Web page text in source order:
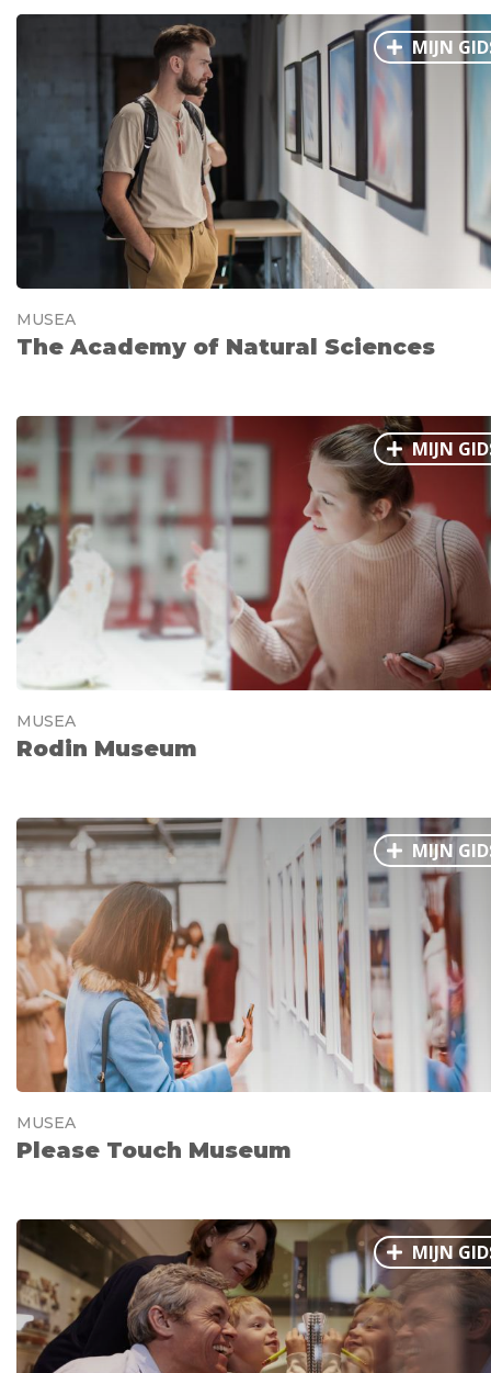
MIJN
MUSEA
The Academy of Natural Sciences
MIJN
MUSEA
Rodin Museum
MIJN
MUSEA
Please Touch Museum
MIJN